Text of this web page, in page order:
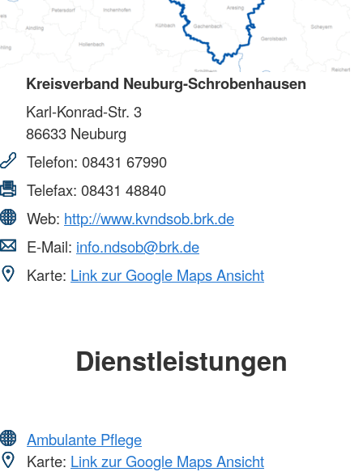
Kreisverband Neuburg-Schrobenhausen
Karl-Konrad-Str. 3
86633 Neuburg
Telefon: 08431 67990
Telefax: 08431 48840
Web: http://www.kvndsob.brk.de
E-Mail: info.ndsob@brk.de
Karte: Link zur Google Maps Ansicht
Dienstleistungen
Ambulante Pflege
Karte: Link zur Google Maps Ansicht